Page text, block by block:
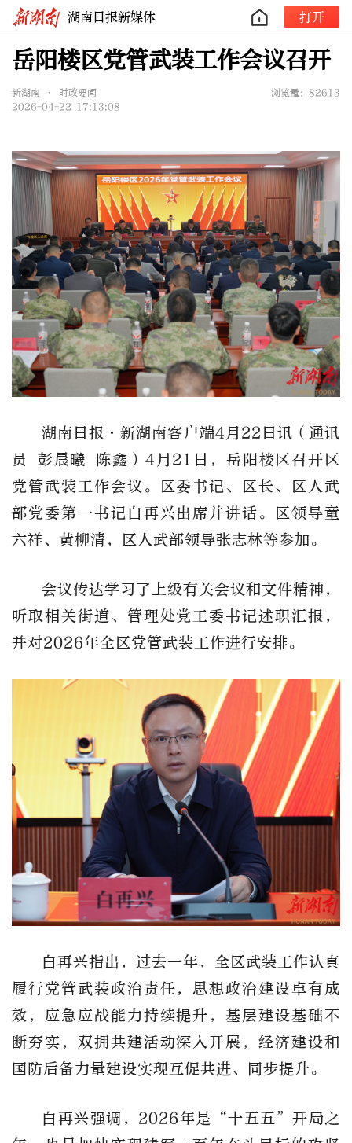
湖南日报新媒体 打开
岳阳楼区党管武装工作会议召开
新湖南 • 时政要闻
浏览量：82613
2026-04-22 17:13:08
湖南日报 ·新湖南客户端4月22 日讯（通讯
员 彭晨曦 陈鑫） 4 月21 日，岳阳楼区召开区
党管武装工作会议。区委书记、区长、区人武
部党委第一书记白再兴出席并讲话。区领导童
六祥、黄柳清，区人武部领导张志林等参加。
会议传达学习了上级有关会议和文件精神，
听取相关街道、管理处党工委书记述职汇报，
并对2026年全区党管武装工作进行安排。
白再兴指出，过去一年，全区武装工作认真
履行党管武装政治责任，思想政治建设卓有成
效，应急应战能力持续提升，基层建设基础不
断夯实，双拥共建活动深入开展，经济建设和
国防后备力量建设实现互促共进、同步提升。
白再兴强调， 2026年是“十五五”开局之